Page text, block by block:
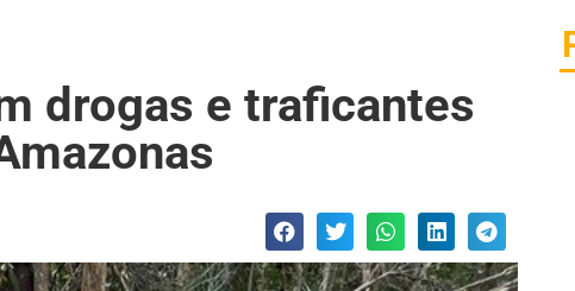
drogas e traficantes